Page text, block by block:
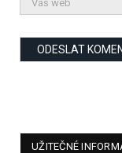
UŽITEČNÉ